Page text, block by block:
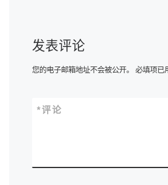
发表评论
您的电子邮箱地址不会被公开。 必填项已
评论
*